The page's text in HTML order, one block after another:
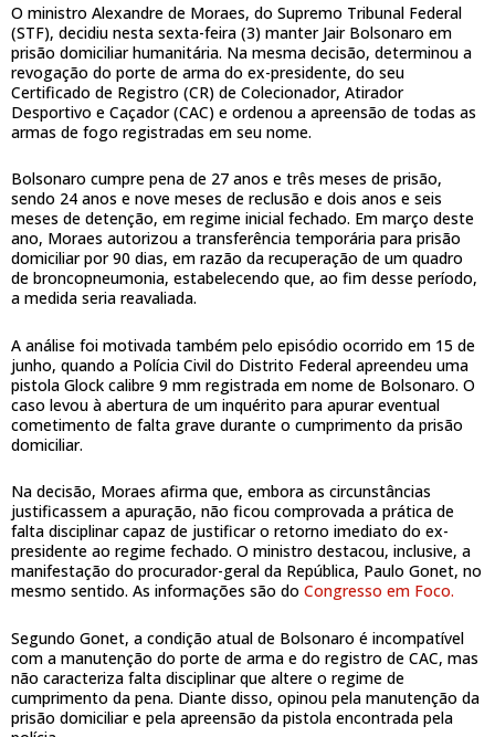
O ministro Alexandre de Moraes, do Supremo Tribunal Federal
(STF), decidiu nesta sexta-feira (3) manter Jair Bolsonaro em
prisão domiciliar humanitária. Na mesma decisão, determinou a
revogação do porte de arma do ex-presidente, do seu
Certificado de Registro (CR) de Colecionador, Atirador
Desportivo e Caçador (CAC) e ordenou a apreensão de todas as
armas de fogo registradas em seu nome.
Bolsonaro cumpre pena de 27 anos e três meses de prisão,
sendo 24 anos e nove meses de reclusão e dois anos e seis
meses de detenção, em regime inicial fechado. Em março deste
ano, Moraes autorizou a transferência temporária para prisão
domiciliar por 90 dias, em razão da recuperação de um quadro
de broncopneumonia, estabelecendo que, ao fim desse período,
a medida seria reavaliada.
A análise foi motivada também pelo episódio ocorrido em 15 de
junho, quando a Polícia Civil do Distrito Federal apreendeu uma
pistola Glock calibre 9 mm registrada em nome de Bolsonaro. O
caso levou à abertura de um inquérito para apurar eventual
cometimento de falta grave durante o cumprimento da prisão
domiciliar.
Na decisão, Moraes afirma que, embora as circunstâncias
justificassem a apuração, não ficou comprovada a prática de
falta disciplinar capaz de justificar o retorno imediato do ex-
presidente ao regime fechado. O ministro destacou, inclusive, a
manifestação do procurador-geral da República, Paulo Gonet, no
mesmo sentido. As informações são do Congresso em Foco.
Segundo Gonet, a condição atual de Bolsonaro é incompatível
com a manutenção do porte de arma e do registro de CAC, mas
não caracteriza falta disciplinar que altere o regime de
cumprimento da pena. Diante disso, opinou pela manutenção da
prisão domiciliar e pela apreensão da pistola encontrada pela